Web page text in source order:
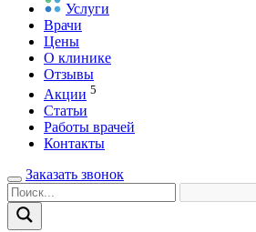
Услуги
Врачи
Цены
О клинике
Отзывы
Акции 5
Статьи
Работы врачей
Контакты
Заказать звонок